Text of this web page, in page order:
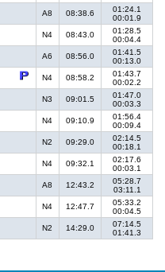
A8 08:38.6
01:24.1
00:01.9
N4 08:43.0
01:28.5
00:04.4
A6 08:56.0
01:41.5
00:13.0
N4 08:58.2
01:43.7
00:02.2
N3 09:01.5
01:47.0
00:03.3
N4 09:10.9
01:56.4
00:09.4
N2 09:29.0
02:14.5
00:18.1
N4 09:32.1
02:17.6
00:03.1
A8 12:43.2
05:28.7
03:11.1
N4 12:47.7
05:33.2
00:04.5
N2 14:29.0
07:14.5
01:41.3